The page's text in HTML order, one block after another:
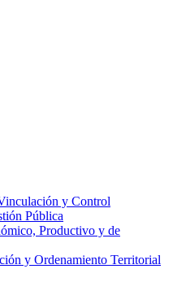
y Control
Pública
Productivo y de
y Ordenamiento Territorial